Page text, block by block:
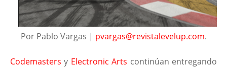
Por Pablo Vargas | pvargas@revistalevelup.com.
Codemastersy Electronic Arts continúan entregando